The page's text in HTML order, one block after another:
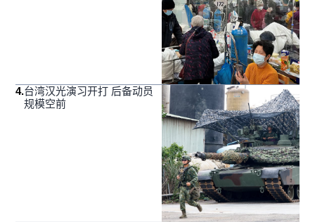
4.台湾汉光演习开打 后备动员
规模空前